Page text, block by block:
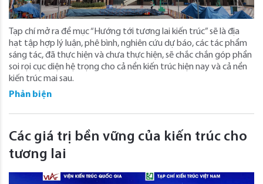
Tạp chí mở ra đề mục “Hướng tới tương lai kiến trúc” sẽ là địa
hạt tập hợp lý luận, phê bình, nghiên cứu dự báo, các tác phẩm
sáng tác, đã thực hiện và chưa thực hiện, sẽ chắc chắn góp phần
soi rọi cục diện hệ trọng cho cả nền kiến trúc hiện nay và cả nền
kiến trúc mai sau.
Phản biện
Các giá trị bền vững của kiến trúc cho
tương lai